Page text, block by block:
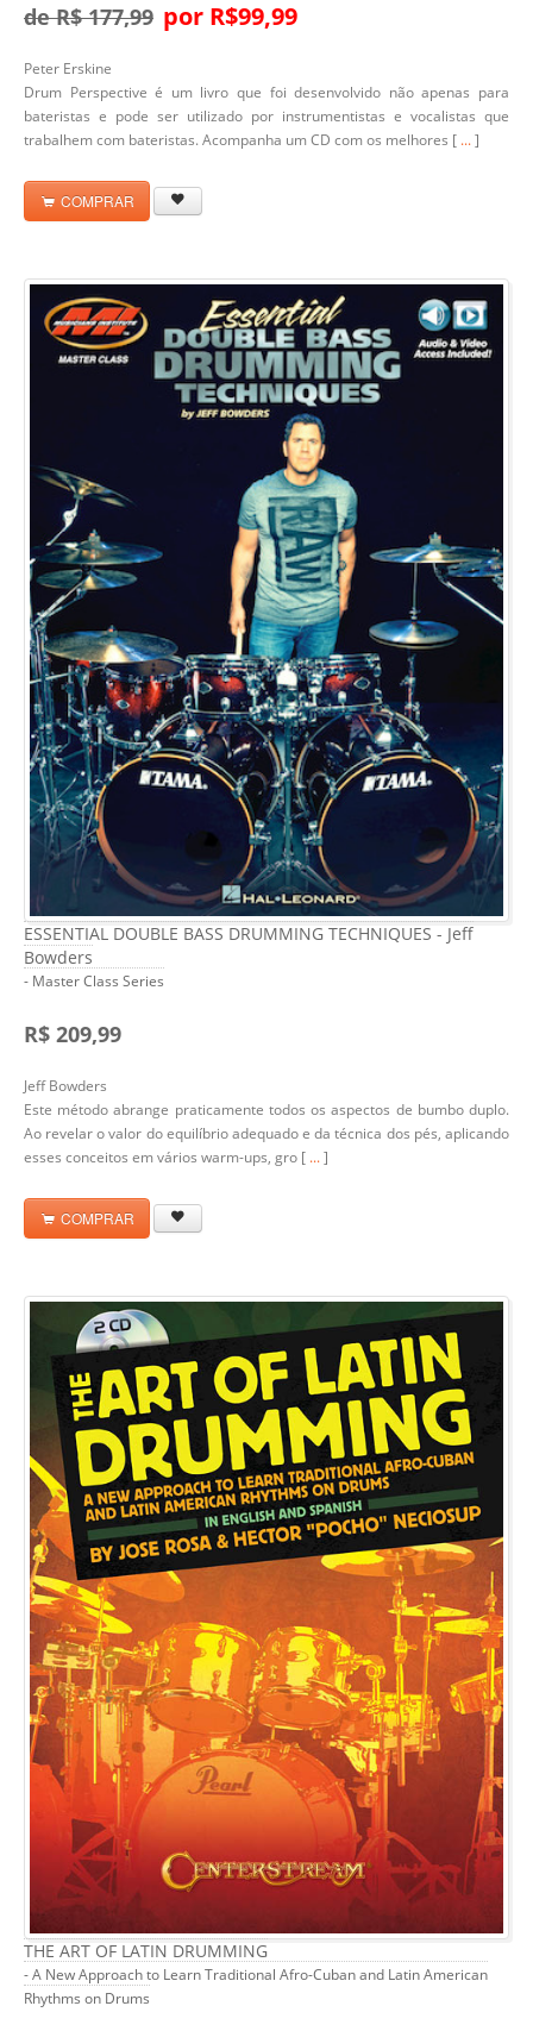
de R$ 177,99 por R$99,99
Peter Erskine
Drum Perspective é um livro que foi desenvolvido não apenas para
bateristas e pode ser utilizado por instrumentistas e vocalistas que
trabalhem com bateristas. Acompanha um CD com os melhores [ ...]
COMPRAR
ESSENTIAL DOUBLE BASS DRUMMING TECHNIQUES - Jeff
Bowders
- Master Class Series
R$ 209,99
Jeff Bowders
Este método abrange praticamente todos os aspectos de bumbo duplo.
Ao revelar o valor do equilíbrio adequado e da técnica dos pés, aplicando
esses conceitos em vários warm-ups, gro [ ...]
COMPRAR
THE ART OF LATIN DRUMMING
- A New Approach to Learn Traditional Afro-Cuban and Latin American
Rhythms on Drums